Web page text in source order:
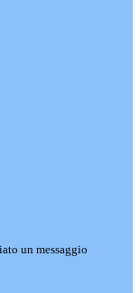
un messaggio